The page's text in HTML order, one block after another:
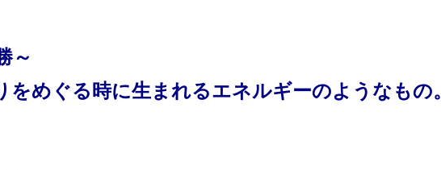
～
をめぐる時に生まれるエネルギーのようなもの。